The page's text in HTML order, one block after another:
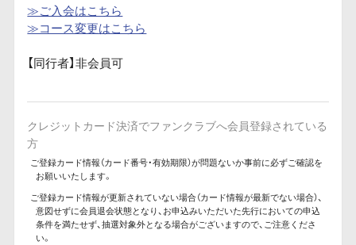
≫ご入会はこちら
≫コース変更はこちら
【同行者】非会員可
クレジットカード決済でファンクラブへ会員登録されている
方
ご登録カード情報（カード番号・有効期限）が問題ないか事前に必ずご確認を
お願いいたします。
ご登録カード情報が更新されていない場合（カード情報が最新でない場合）、
意図せずに会員退会状態となり、お申込みいただいた先行においての申込
条件を満たせず、抽選対象外となる場合がございますので、ご注意くださ
い。